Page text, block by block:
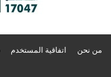
من نحن اتفاقية المستخدم